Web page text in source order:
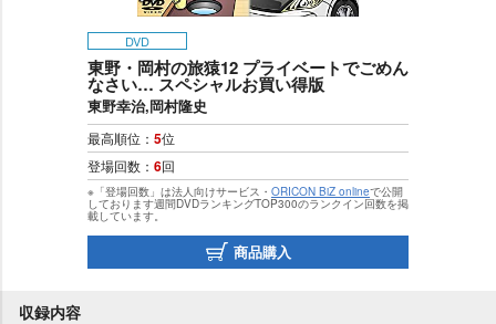
DVD
東野・岡村の旅猿12 プライベートでごめん
なさい… スペシャルお買い得版
東野幸治,岡村隆史
最高順位： 5位
登場回数： 6回
※「登場回数」は法人向けサービス・ ORICON BiZ onlineで公開
しております週間DVDランキングTOP300のランクイン回数を掲
載しています。
商品購入
収録内容